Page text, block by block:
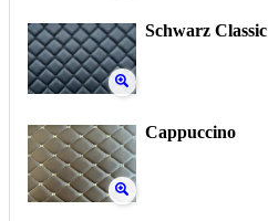
Schwarz Classic
Cappuccino